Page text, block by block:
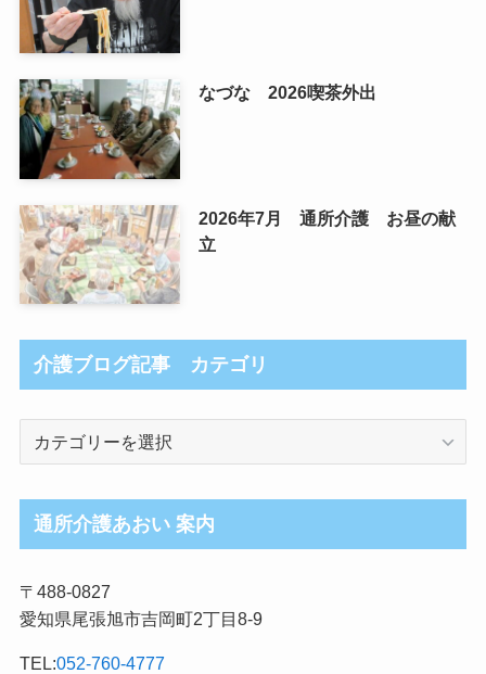
なづな 2026喫茶外出
2026年7月 通所介護 お昼の献
立
介護ブログ記事 カテゴリ
ロ
グ
事
カ
通所介護あおい 案内
〒488-0827
愛知県尾張旭市吉岡町2丁目8-9
TEL:052-760-4777